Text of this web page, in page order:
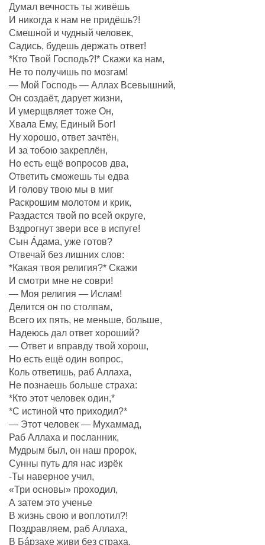
Думал вечность ты живёшь
И никогда к нам не придёшь?!
Смешной и чудный человек,
Садись, будешь держать ответ!
*Кто Твой Господь?!* Скажи ка нам,
Не то получишь по мозгам!
— Мой Господь — Аллах Всевышний,
Он создаëт, дарует жизни,
И умерщвляет тоже Он,
Хвала Ему, Единый Бог!
Ну хорошо, ответ зачтëн,
И за тобою закреплëн,
Но есть ещё вопросов два,
Ответить сможешь ты едва
И голову твою мы в миг
Раскрошим молотом и крик,
Раздастся твой по всей округе,
Вздрогнут звери все в испуге!
Сын Áдама, уже готов?
Отвечай без лишних слов:
*Какая твоя религия?* Скажи
И смотри мне не соври!
— Моя религия — Ислам!
Делится он по столпам,
Всего их пять, не меньше, больше,
Надеюсь дал ответ хороший?
— Ответ и вправду твой хорош,
Но есть ещё один вопрос,
Коль ответишь, раб Аллаха,
Не познаешь больше страха:
*Кто этот человек один,*
*С истиной что приходил?*
— Этот человек — Мухаммад,
Раб Аллаха и посланник,
Мудрым был, он наш пророк,
Сунны путь для нас изрёк
-Ты наверное учил,
«Три основы» проходил,
А затем это ученье
В жизнь свою и воплотил?!
Поздравляем, раб Аллаха,
В Бáрзахе живи без страха,